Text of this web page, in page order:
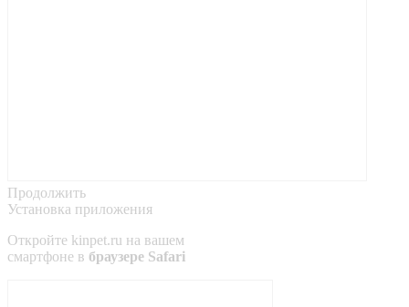
Продолжить
Установка приложения
Откройте kinpet.ru на вашем
смартфоне в браузере Safari